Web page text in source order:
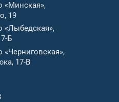
«Минская»,
19
«Лыбедская»,
Б
«Черниговская»,
17-В